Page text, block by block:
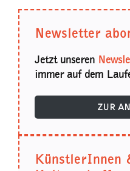
Newsletter
Jetzt unseren
immer auf dem
ZUR
KünstlerInnen